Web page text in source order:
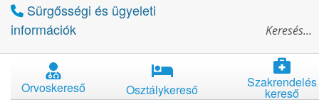
Sürgősségi és ügyeleti
információk
Orvoskereső Osztálykereső Szakrendelés
kereső